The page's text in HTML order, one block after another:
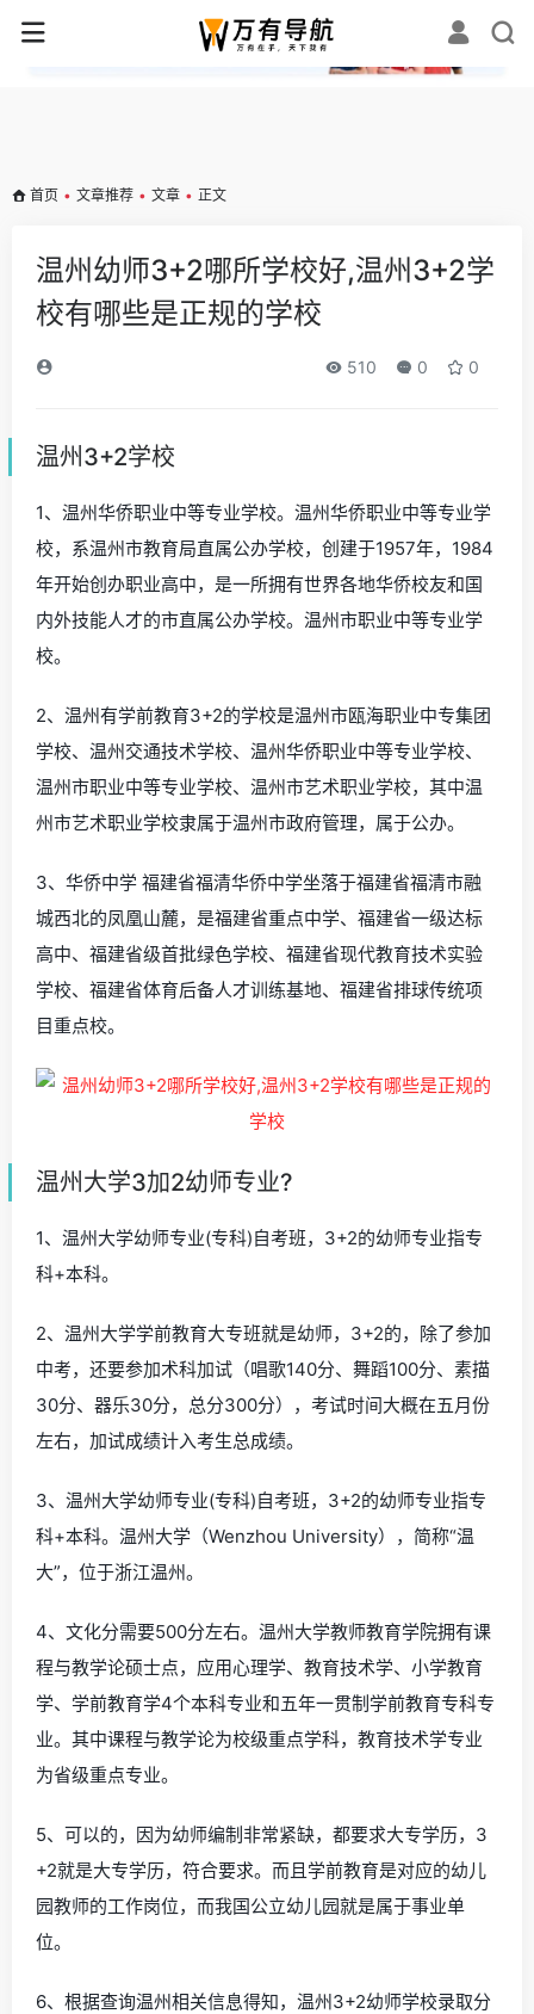
✕
首页 • 文章推荐 • 文章 • 正文
温州幼师3+2哪所学校好,温州3+2学
校有哪些是正规的学校
510 0 0
温州3+2学校
1、温州华侨职业中等专业学校。温州华侨职业中等专业学
校，系温州市教育局直属公办学校，创建于1957年，1984
年开始创办职业高中，是一所拥有世界各地华侨校友和国
内外技能人才的市直属公办学校。温州市职业中等专业学
校。
2、温州有学前教育3+2的学校是温州市瓯海职业中专集团
学校、温州交通技术学校、温州华侨职业中等专业学校、
温州市职业中等专业学校、温州市艺术职业学校，其中温
州市艺术职业学校隶属于温州市政府管理，属于公办。
3、华侨中学 福建省福清华侨中学坐落于福建省福清市融
城西北的凤凰山麓，是福建省重点中学、福建省一级达标
高中、福建省级首批绿色学校、福建省现代教育技术实验
学校、福建省体育后备人才训练基地、福建省排球传统项
目重点校。
温州大学3加2幼师专业?
1、温州大学幼师专业(专科)自考班，3+2的幼师专业指专
科+本科。
2、温州大学学前教育大专班就是幼师，3+2的，除了参加
中考，还要参加术科加试（唱歌140分、舞蹈100分、素描
30分、器乐30分，总分300分），考试时间大概在五月份
左右，加试成绩计入考生总成绩。
3、温州大学幼师专业(专科)自考班，3+2的幼师专业指专
科+本科。温州大学（Wenzhou University），简称“温
大”，位于浙江温州。
4、文化分需要500分左右。温州大学教师教育学院拥有课
程与教学论硕士点，应用心理学、教育技术学、小学教育
学、学前教育学4个本科专业和五年一贯制学前教育专科专
业。其中课程与教学论为校级重点学科，教育技术学专业
为省级重点专业。
5、可以的，因为幼师编制非常紧缺，都要求大专学历，3
+2就是大专学历，符合要求。而且学前教育是对应的幼儿
园教师的工作岗位，而我国公立幼儿园就是属于事业单
位。
6、根据查询温州相关信息得知，温州3+2幼师学校录取分